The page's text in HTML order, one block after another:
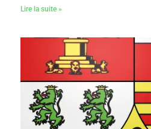
Lire la suite »